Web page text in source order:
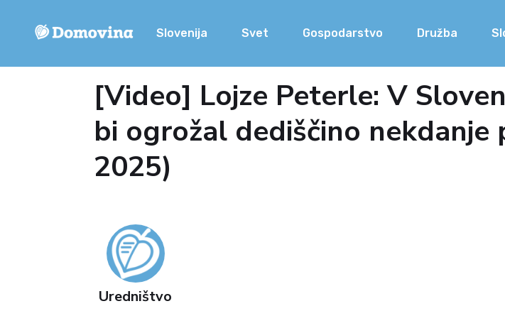
Slovenija Svet Gospodarstvo Družba
[Video] Lojze Peterle: V
bi ogrožal dediščino nekdanje
2025)
Uredništvo